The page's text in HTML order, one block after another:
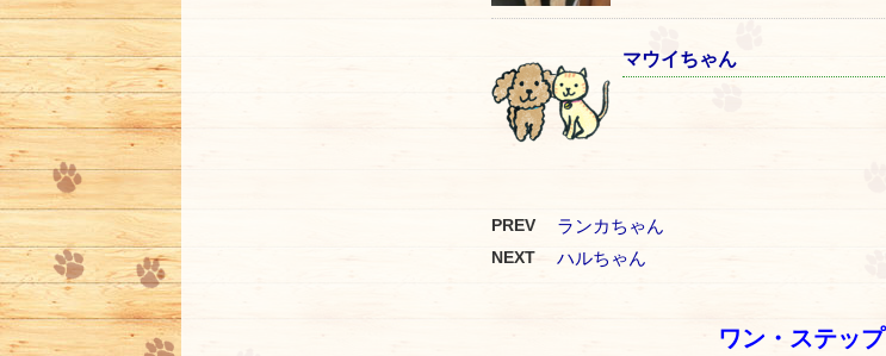
マウイちゃん
PREV ランカちゃん
NEXT ハルちゃん
ワン・ステップ